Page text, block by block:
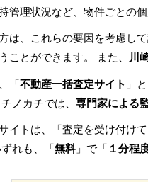
管理状況など、物件ごとの
は、これらの要因を考慮し
ことができます。 また、 川
「不動産一括査定サイト 」
ノカチでは、 専門家による
イトは、「査定を受け付け
れも、「無料」で「 １分程